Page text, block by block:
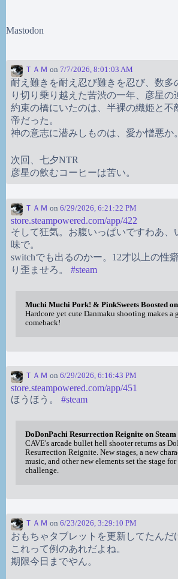
Mastodon
ＴＡＭ on 7/7/2026, 8:01:03 AM
耐え難きを耐え忍び難きを忍び、数多
り切り乗り越えた苦渋の一年、彦星の
約束の橋にいたのは、半裸の織姫と不
帝だった。
神の意志に潜みしものは、愛か憎悪か。
次回、七夕NTR
彦星の飲むコーヒーは苦い。
ＴＡＭ on 6/29/2026, 6:21:22 PM
store.steampowered.com/app/422
そして狂気。お腹いっぱいですわあ、
味で。
switchでも出るのかー。12才以上の性
り歪ませろ。 #steam
Muchi Muchi Pork! & PinkSweets Boosted on
Hardcore yet cute Danmaku shooting makes a
comeback!
ＴＡＭ on 6/29/2026, 6:16:43 PM
store.steampowered.com/app/451
ほうほう。 #steam
DoDonPachi Resurrection Reignite on Steam
CAVE's arcade bullet hell shooter returns as
Resurrection Reignite. New stages, a new
music, and other new elements set the stage for
challenge.
ＴＡＭ on 6/23/2026, 3:29:10 PM
おもちゃタブレットを更新してたんだ
これって例のあれだよね。
期限今日までやん。